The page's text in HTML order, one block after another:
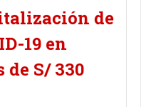
de
19 en
S/ 330